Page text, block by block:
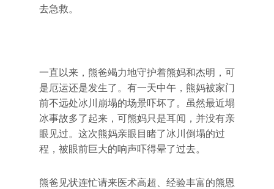
去急救。
一直以来，熊爸竭力地守护着熊妈和杰明，可
是厄运还是发生了。有一天中午，熊妈被家门
前不远处冰川崩塌的场景吓坏了。虽然最近塌
冰事故多了起来，可熊妈只是耳闻，并没有亲
眼见过。这次熊妈亲眼目睹了冰川倒塌的过
程，被眼前巨大的响声吓得晕了过去。
熊爸见状连忙请来医术高超、经验丰富的熊恩